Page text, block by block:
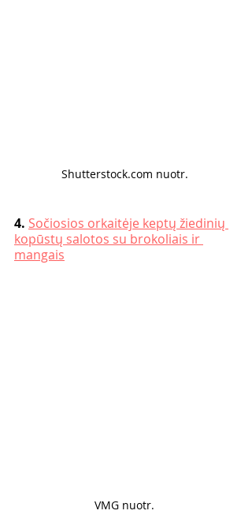
Shutterstock.com nuotr.
4. Sočiosios orkaitėje keptų žiedinių
kopūstų salotos su brokoliais ir
mangais
VMG nuotr.